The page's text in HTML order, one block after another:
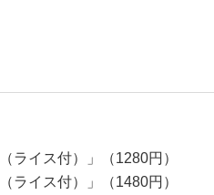
ライス付）」（1280円）
ライス付）」（1480円）